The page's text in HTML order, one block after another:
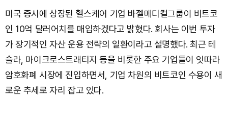
미국 증시에 상장된 헬스케어 기업 바젤메디컬그룹이 비트코
인 10억 달러어치를 매입하겠다고 밝혔다. 회사는 이번 투자
가 장기적인 자산 운용 전략의 일환이라고 설명했다. 최근 테
슬라, 마이크로스트래티지 등을 비롯한 주요 기업들이 잇따라
암호화폐 시장에 진입하면서, 기업 차원의 비트코인 수용이 새
로운 추세로 자리 잡고 있다.